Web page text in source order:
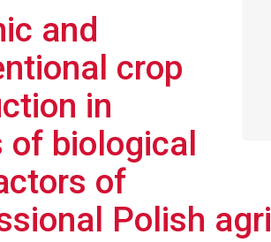
and
crop
in
of biological
of
Polish